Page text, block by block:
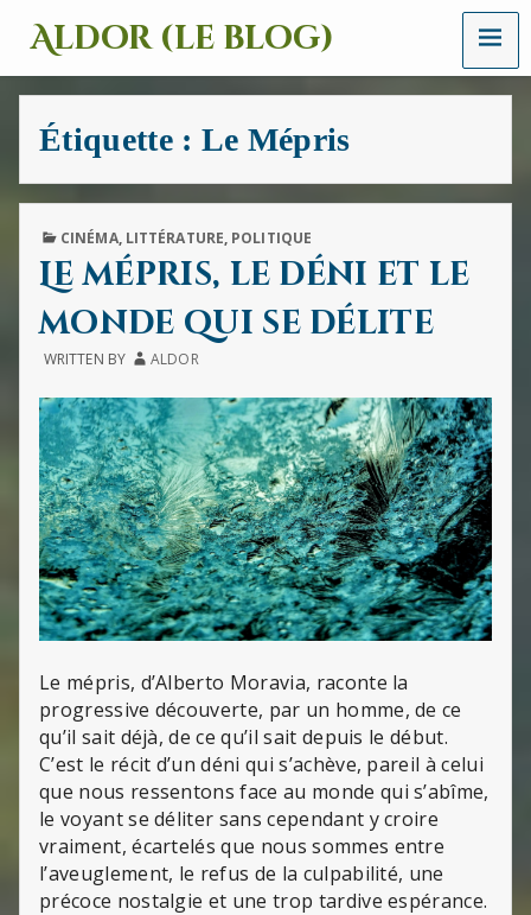
Aldor (le blog)
Un
site
avec
des
des
images
et
sons
MENU
Étiquette : Le Mépris
PUBLISHED
CINÉMA, LITTÉRATURE, POLITIQUE
Le mépris, le déni et le
monde qui se délite
WRITTEN BY ALDOR
Le mépris, d’Alberto Moravia, raconte la
progressive découverte, par un homme, de ce
qu’il sait déjà, de ce qu’il sait depuis le début.
C’est le récit d’un déni qui s’achève, pareil à celui
que nous ressentons face au monde qui s’abîme,
le voyant se déliter sans cependant y croire
vraiment, écartelés que nous sommes entre
l’aveuglement, le refus de la culpabilité, une
précoce nostalgie et une trop tardive espérance.